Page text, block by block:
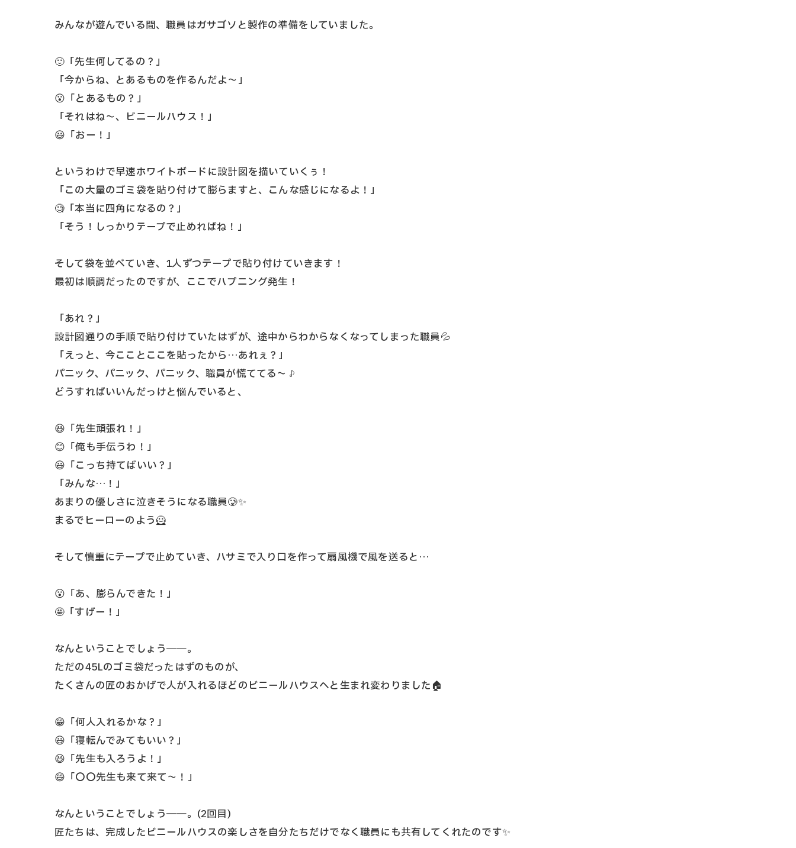
みんなが遊んでいる間、職員はガサゴソと製作の準備をしていました。
🙂「先生何してるの？」
「今からね、とあるものを作るんだよ～」
😮「とあるもの？」
「それはね～、ビニールハウス！」
😃「おー！」
というわけで早速ホワイトボードに設計図を描いていくぅ！
「この大量のゴミ袋を貼り付けて膨らますと、こんな感じになるよ！」
🧐「本当に四角になるの？」
「そう！しっかりテープで止めればね！」
そして袋を並べていき、1人ずつテープで貼り付けていきます！
最初は順調だったのですが、ここでハプニング発生！
「あれ？」
設計図通りの手順で貼り付けていたはずが、途中からわからなくなってしまった職員💦
「えっと、今こことここを貼ったから…あれぇ？」
パニック、パニック、パニック、職員が慌ててる～♪
どうすればいいんだっけと悩んでいると、
😆「先生頑張れ！」
😊「俺も手伝うわ！」
😃「こっち持てばいい？」
「みんな…！」
あまりの優しさに泣きそうになる職員🥲✨
まるでヒーローのよう🦸
そして慎重にテープで止めていき、ハサミで入り口を作って扇風機で風を送ると…
😮「あ、膨らんできた！」
🤩「すげー！」
なんということでしょう――。
ただの45Lのゴミ袋だったはずのものが、
たくさんの匠のおかげで人が入れるほどのビニールハウスへと生まれ変わりました🏠
😁「何人入れるかな？」
😃「寝転んでみてもいい？」
😆「先生も入ろうよ！」
😄「〇〇先生も来て来て～！」
なんということでしょう――。(2回目)
匠たちは、完成したビニールハウスの楽しさを自分たちだけでなく職員にも共有してくれたのです✨